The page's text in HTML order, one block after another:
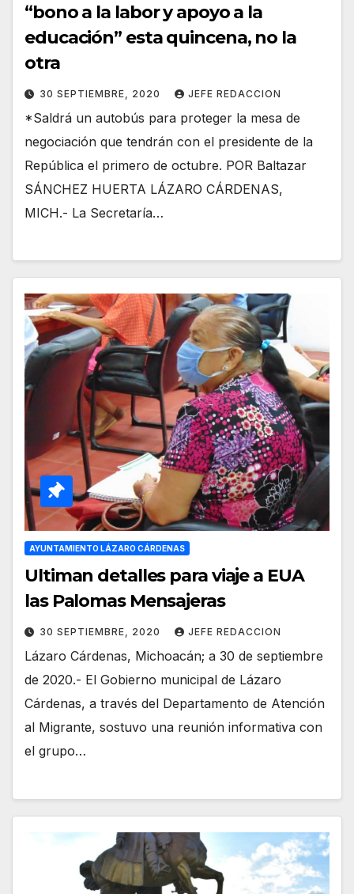
“bono a la labor y apoyo a la
educación” esta quincena, no la
otra
30 SEPTIEMBRE, 2020 JEFE REDACCION
*Saldrá un autobús para proteger la mesa de
negociación que tendrán con el presidente de la
República el primero de octubre. POR Baltazar
SÁNCHEZ HUERTA LÁZARO CÁRDENAS,
MICH.- La Secretaría…
AYUNTAMIENTO LÁZARO CÁRDENAS
Ultiman detalles para viaje a EUA
las Palomas Mensajeras
30 SEPTIEMBRE, 2020 JEFE REDACCION
Lázaro Cárdenas, Michoacán; a 30 de septiembre
de 2020.- El Gobierno municipal de Lázaro
Cárdenas, a través del Departamento de Atención
al Migrante, sostuvo una reunión informativa con
el grupo…